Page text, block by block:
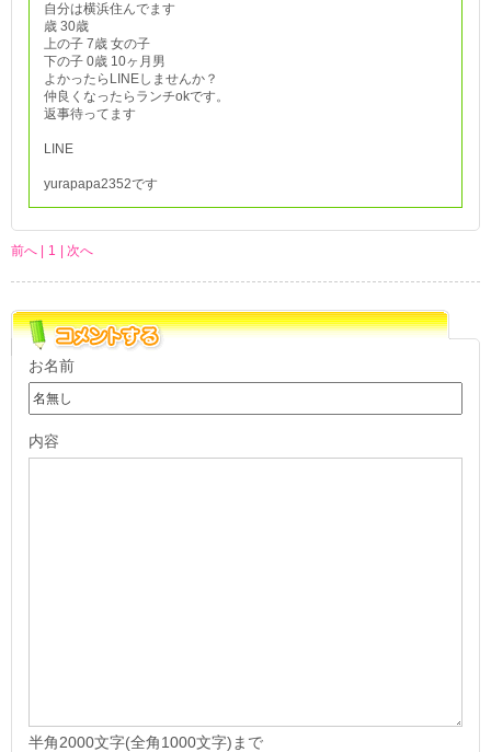
自分は横浜住んでます
歳 30歳
上の子 7歳 女の子
下の子 0歳 10ヶ月男
よかったらLINEしませんか？
仲良くなったらランチokです。
返事待ってます
LINE
yurapapa2352です
前へ | 1 | 次へ
お名前
内容
半角2000文字(全角1000文字)まで